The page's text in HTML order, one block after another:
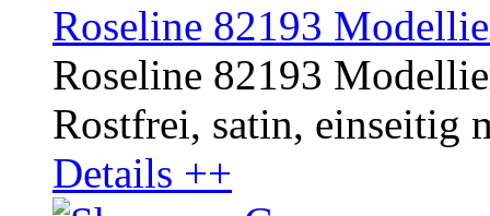
Roseline 82193
Roseline 82193
Rostfrei, satin, einseitig
Details ++